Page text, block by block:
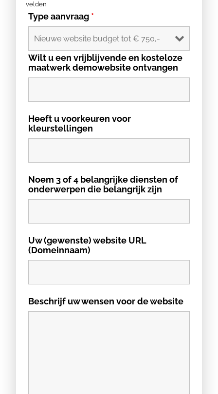
velden
Type aanvraag *
Wilt u een vrijblijvende en kosteloze
maatwerk demowebsite ontvangen
Heeft u voorkeuren voor
kleurstellingen
Noem 3 of 4 belangrijke diensten of
onderwerpen die belangrijk zijn
Uw (gewenste) website URL
(Domeinnaam)
Beschrijf uw wensen voor de website